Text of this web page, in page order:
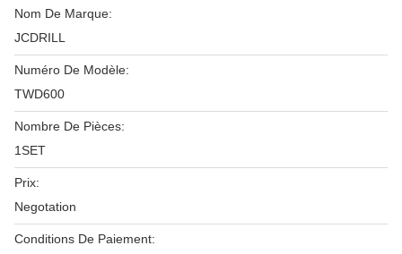
Nom De Marque:
JCDRILL
Numéro De Modèle:
TWD600
Nombre De Pièces:
1SET
Prix:
Negotation
Conditions De Paiement: